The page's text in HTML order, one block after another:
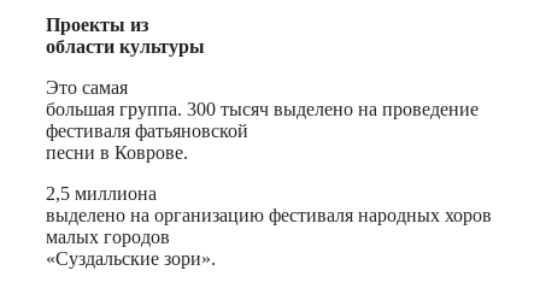
Проекты из
области культуры
Это самая
большая группа. 300 тысяч выделено на проведение
фестиваля фатьяновской
песни в Коврове.
2,5 миллиона
выделено на организацию фестиваля народных хоров
малых городов
«Суздальские зори».